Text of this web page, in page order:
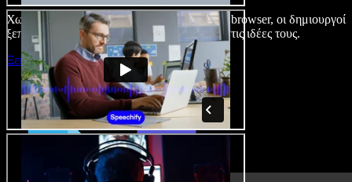
Χωρίς καμπύλη εκμάθησης και με όλα στον browser, οι δημιουργοί
ξεπερνούν τα κλασικά όρια και δίνουν ζωή στις ιδέες τους.
Ξεκινήστε με το Studio